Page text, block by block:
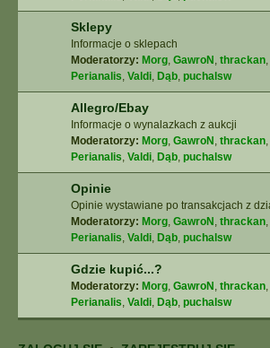
Sklepy
Informacje o sklepach
Moderatorzy: Morg, GawroN , thrackan,
Perianalis, Valdi, Dąb, puchalsw
Allegro/Ebay
Informacje o wynalazkach z aukcji
Moderatorzy: Morg, GawroN , thrackan,
Perianalis, Valdi, Dąb, puchalsw
Opinie
Opinie wystawiane po transakcjach z
Moderatorzy: Morg, GawroN , thrackan,
Perianalis, Valdi, Dąb, puchalsw
Gdzie kupić...?
Moderatorzy: Morg, GawroN , thrackan,
Perianalis, Valdi, Dąb, puchalsw